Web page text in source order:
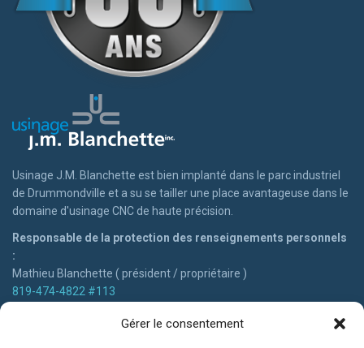
Gérer le consentement
Usinage J.M. Blanchette est bien implanté dans le parc industriel
de Drummondville et a su se tailler une place avantageuse dans le
domaine d'usinage CNC de haute précision.
Responsable de la protection des renseignements personnels
:
Mathieu Blanchette ( président / propriétaire )
819-474-4822 #113